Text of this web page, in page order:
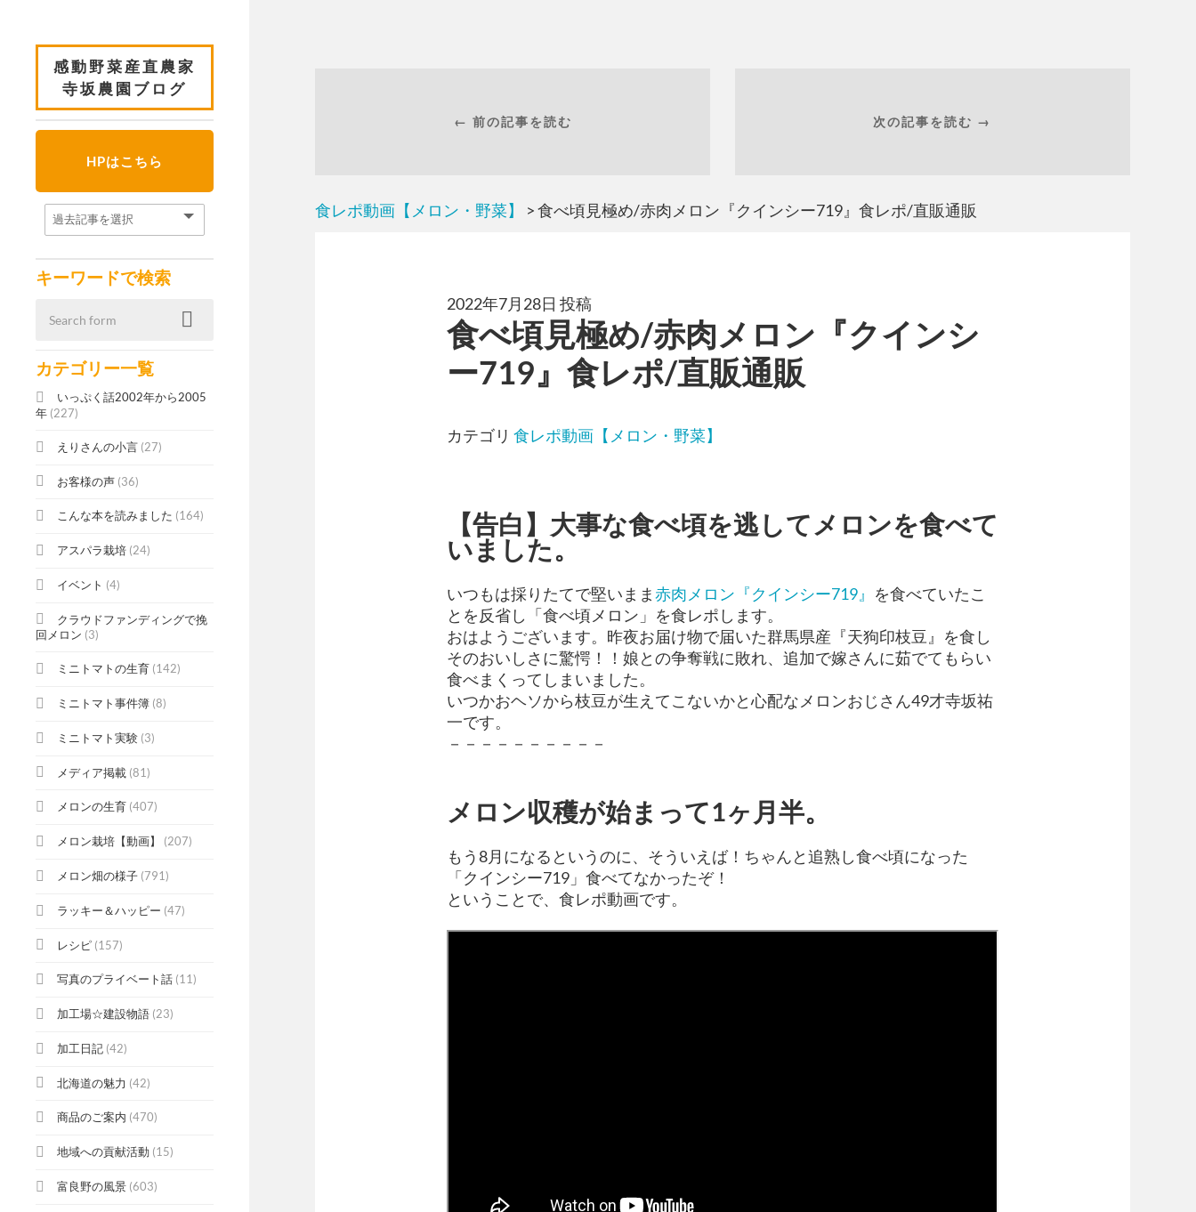
感動野菜産直農家
寺坂農園ブログ
HPはこちら
キーワードで検索
カテゴリー一覧
いっぷく話2002年から2005
年 (227)
えりさんの小言 (27)
お客様の声 (36)
こんな本を読みました (164)
アスパラ栽培 (24)
イベント (4)
クラウドファンディングで挽
回メロン (3)
ミニトマトの生育 (142)
ミニトマト事件簿 (8)
ミニトマト実験 (3)
メディア掲載 (81)
メロンの生育 (407)
メロン栽培【動画】 (207)
メロン畑の様子 (791)
ラッキー＆ハッピー (47)
レシピ (157)
写真のプライベート話 (11)
加工場☆建設物語 (23)
加工日記 (42)
北海道の魅力 (42)
商品のご案内 (470)
地域への貢献活動 (15)
富良野の風景 (603)
← 前の記事を読む 次の記事を読む →
食レポ動画【メロン・野菜】 > 食べ頃見極め/赤肉メロン『クインシー719』食レポ/直販通販
2022年7月28日 投稿
食べ頃見極め/赤肉メロン『クインシ
ー719』食レポ/直販通販
カテゴリ 食レポ動画【メロン・野菜】
【告白】大事な食べ頃を逃してメロンを食べて
いました。
いつもは採りたてで堅いまま赤肉メロン『クインシー719』 を食べていたこ
とを反省し「食べ頃メロン」を食レポします。
おはようございます。昨夜お届け物で届いた群馬県産『天狗印枝豆』を食し
そのおいしさに驚愕！！娘との争奪戦に敗れ、追加で嫁さんに茹でてもらい
食べまくってしまいました。
いつかおヘソから枝豆が生えてこないかと心配なメロンおじさん49才寺坂祐
一です。
－－－－－－－－－－
メロン収穫が始まって1ヶ月半。
もう8月になるというのに、そういえば！ちゃんと追熟し食べ頃になった
「クインシー719」食べてなかったぞ！
ということで、食レポ動画です。